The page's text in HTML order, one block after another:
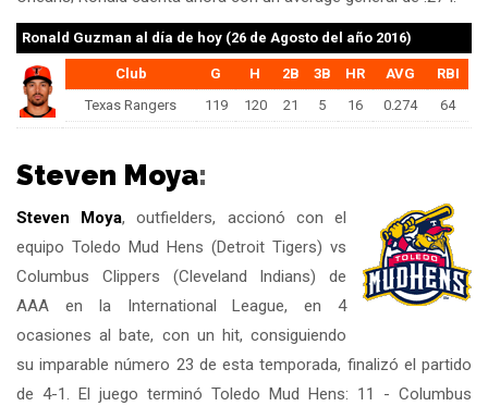
Ronald Guzman al día de hoy (26 de Agosto del año 2016)
Club G H 2B 3B HR AVG
RBI
Texas Rangers
119 120 21 5 16 0.274 64
Steven Moya:
Steven Moya, outfielders, accionó con el
equipo Toledo Mud Hens (Detroit Tigers) vs
Columbus Clippers (Cleveland Indians) de
AAA en la International League, en 4
ocasiones al bate, con un hit, consiguiendo
su imparable número 23 de esta temporada, finalizó el partido
de 4-1. El juego terminó Toledo Mud Hens: 11 - Columbus